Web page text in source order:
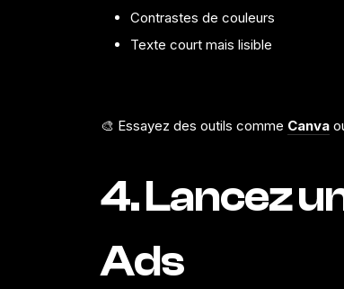
Contrastes de couleurs
Texte court mais lisible
🎨 Essayez des outils comme Canva
4. Lancez
Ads